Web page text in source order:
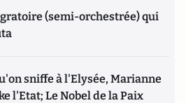
(semi-orchestrée) qui
sniffe à l'Elysée, Marianne
l'Etat; Le Nobel de la Paix